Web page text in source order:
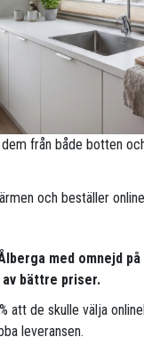
från både botten
och beställer
med omnejd på
bättre priser.
att de skulle välja
leveransen.